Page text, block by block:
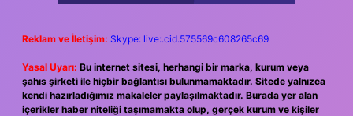
Reklam ve İletişim: Skype: live:.cid.575569c608265c69
Yasal Uyarı: Bu internet sitesi, herhangi bir marka, kurum veya
şahıs şirketi ile hiçbir bağlantısı bulunmamaktadır. Sitede yalnızca
kendi hazırladığımız makaleler paylaşılmaktadır. Burada yer alan
içerikler haber niteliği taşımamakta olup, gerçek kurum ve kişiler